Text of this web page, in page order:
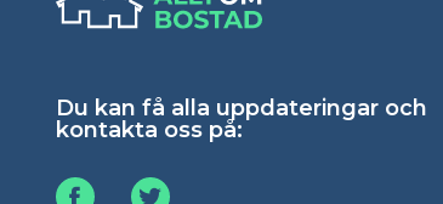
Du kan få alla uppdateringar och
kontakta oss på: